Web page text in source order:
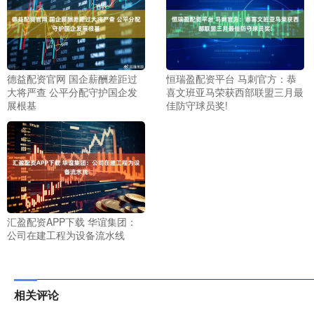
德益配资官网 国企薪酬差距过
大将严查 公平分配守护国企发
展根基
恒瑞盈配资平台 马刺官方：恭
喜文班亚马荣获西部联盟三月最
佳防守球员奖!
汇盈配资APP下载 华谊集团：
公司在建工程为设备流水线
相关评论